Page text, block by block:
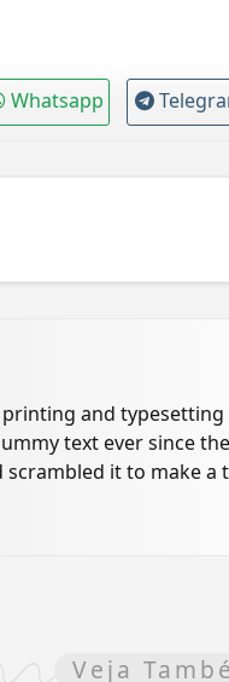
Whatsapp
and
text ever since
it to make a
Veja